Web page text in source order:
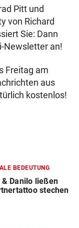
Pitt und
von Richard
Sie: Dann
Newsletter an!
Freitag am
aus
kostenlos!
BEDEUTUNG
& Danilo ließen
stechen